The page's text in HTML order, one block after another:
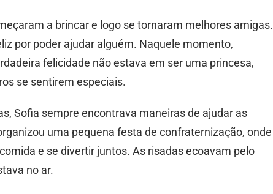
a brincar e logo se tornaram melhores amigas.
por poder ajudar alguém. Naquele momento,
felicidade não estava em ser uma princesa,
se sentirem especiais.
Sofia sempre encontrava maneiras de ajudar as
uma pequena festa de confraternização, onde
e se divertir juntos. As risadas ecoavam pelo
no ar.